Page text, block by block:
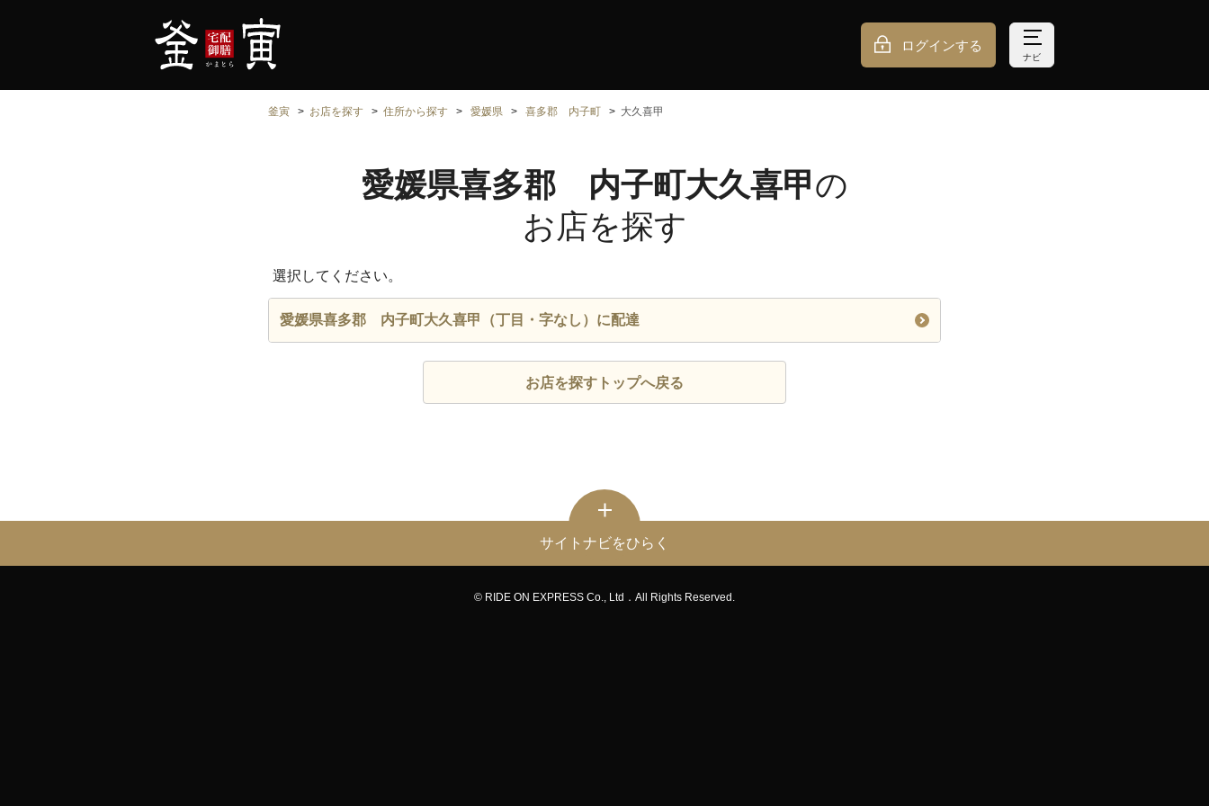
ログインする
ナビ
釜寅 お店を探す 住所から探す 愛媛県 喜多郡 内子町 大久喜甲
愛媛県喜多郡 内子町大久喜甲の
お店を探す
選択してください。
愛媛県喜多郡 内子町大久喜甲（丁目・字なし）に配達
お店を探すトップへ戻る
サイトナビをひらく
© RIDE ON EXPRESS Co., Ltd．All Rights Reserved.